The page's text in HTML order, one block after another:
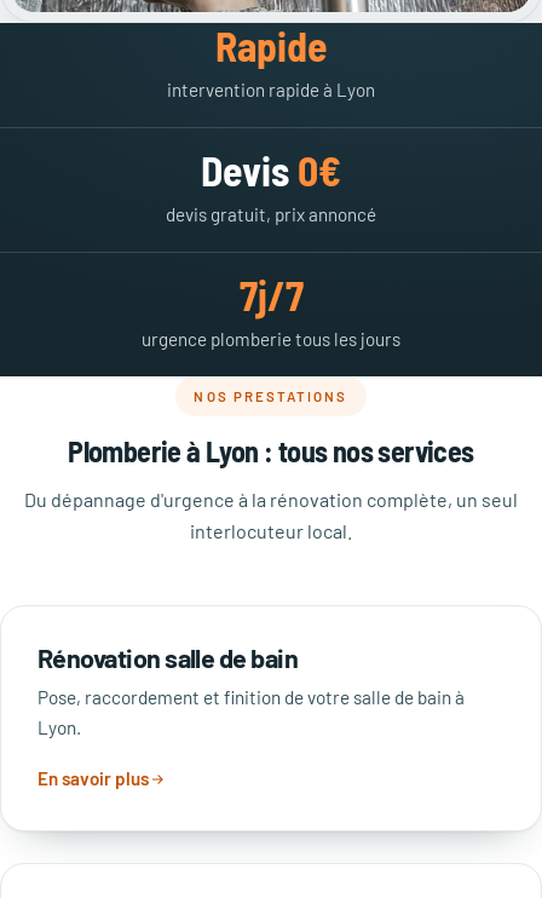
Rapide
intervention rapide à Lyon
Devis0€
devis gratuit, prix annoncé
7j/7
urgence plomberie tous les jours
NOS PRESTATIONS
Plomberie à Lyon : tous nos services
Du dépannage d'urgence à la rénovation complète, un seul
interlocuteur local.
Rénovation salle de bain
Pose, raccordement et finition de votre salle de bain à
Lyon.
En savoir plus